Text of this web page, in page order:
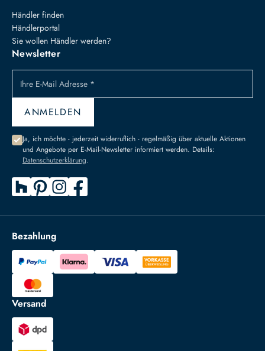
Händler finden
Händlerportal
Sie wollen Händler werden?
Newsletter
Ihre E-Mail Adresse *
ANMELDEN
Ja, ich möchte - jederzeit widerruflich - regelmäßig über aktuelle Aktionen
und Angebote per E-Mail-Newsletter informiert werden. Details:
Datenschutzerklärung.
Bezahlung
Versand